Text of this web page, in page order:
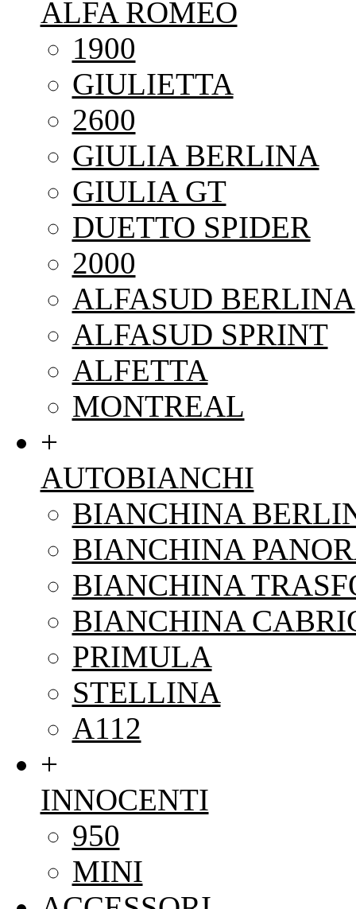
ALFA ROMEO
1900
GIULIETTA
2600
GIULIA BERLINA
GIULIA GT
DUETTO SPIDER
2000
ALFASUD BERLINA
ALFASUD SPRINT
ALFETTA
MONTREAL
+
AUTOBIANCHI
BIANCHINA
BIANCHINA
BIANCHINA
BIANCHINA
PRIMULA
STELLINA
A112
+
INNOCENTI
950
MINI